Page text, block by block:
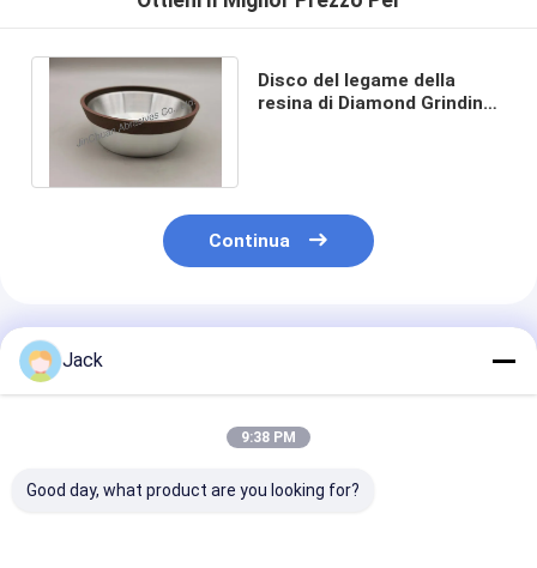
Disco del legame della
resina di Diamond Grinding
Continua
Prodotti Raccomandati
Jack
9:38 PM
Good day, what product are you looking for?